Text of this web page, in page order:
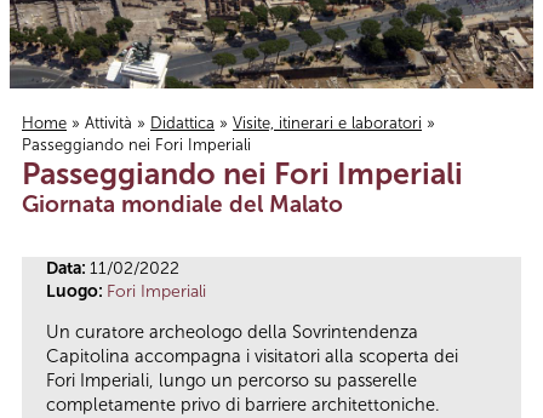
Tu sei qui
Home » Attività » Didattica » Visite, itinerari e laboratori »
Passeggiando nei Fori Imperiali
Passeggiando nei Fori Imperiali
Giornata mondiale del Malato
Data: 11/02/2022
Luogo: Fori Imperiali
Un curatore archeologo della Sovrintendenza
Capitolina accompagna i visitatori alla scoperta dei
Fori Imperiali, lungo un percorso su passerelle
completamente privo di barriere architettoniche.